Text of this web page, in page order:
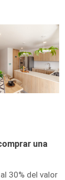
una
30% del valor